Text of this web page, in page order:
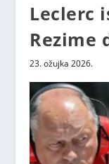
Leclerc
Rezime
23. ožujka 2026.